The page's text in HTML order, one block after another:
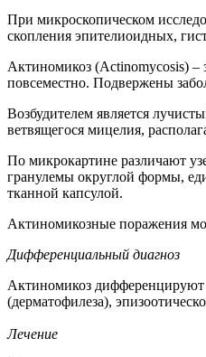
При микроскопическом
скопления эпителиоидных,
Актиномикоз (Actinomycosis) –
повсеместно. Подвержены
Возбудителем является
ветвящегося мицелия,
По микрокартине различают
гранулемы округлой формы,
тканной капсулой.
Актиномикозные поражения
Дифференциальный диагноз
Актиномикоз дифференцируют
(дерматофилеза),
Лечение